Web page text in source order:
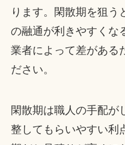
ります。閑散期を狙う
の融通が利きやすくな
業者によって差がある
ださい。
閑散期は職人の手配が
整してもらいやすい利